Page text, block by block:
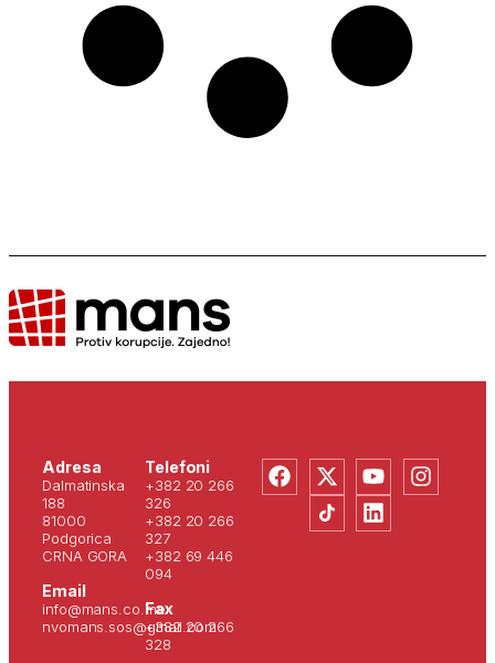
Adresa
Dalmatinska
188
81000
Podgorica
CRNA GORA
Email
info@mans.co.me
nvomans.sos@gmail.com
Telefoni
+382 20 266
326
+382 20 266
327
+382 69 446
094
Fax
+382 20 266
328